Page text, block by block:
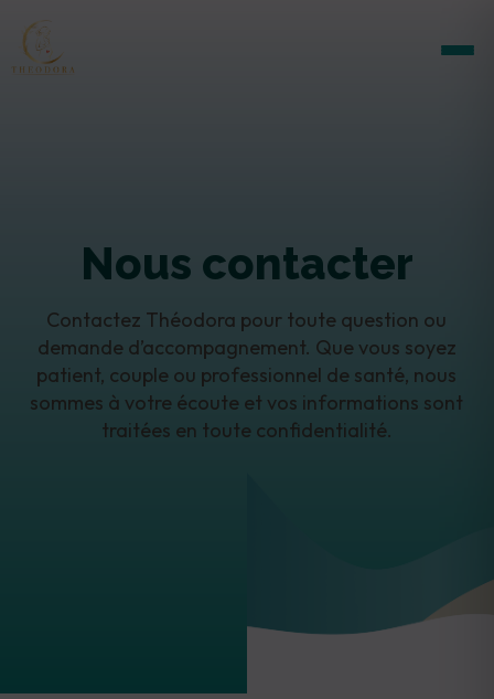
content
Nous contacter
Contactez Théodora pour toute question ou
demande d’accompagnement. Que vous soyez
patient, couple ou professionnel de santé, nous
sommes à votre écoute et vos informations sont
traitées en toute confidentialité.